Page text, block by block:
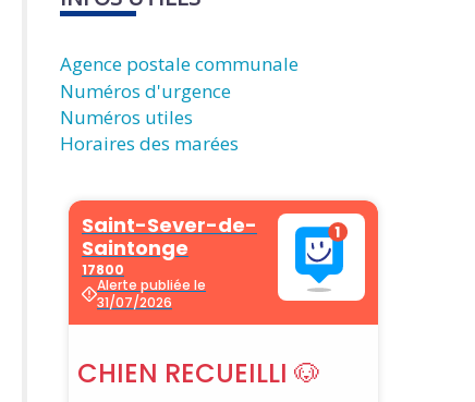
Agence postale communale
Numéros d'urgence
Numéros utiles
Horaires des marées